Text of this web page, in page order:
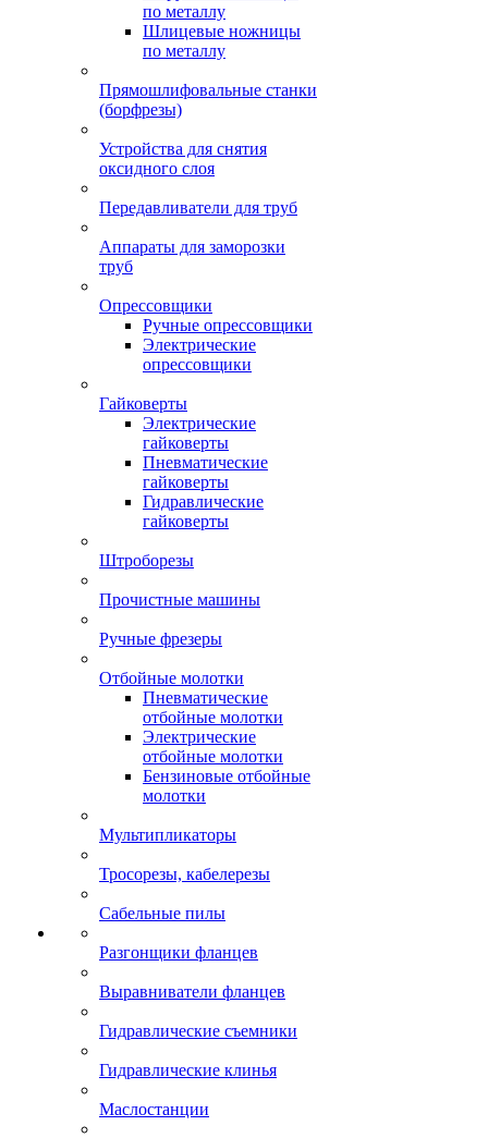
по металлу
Шлицевые ножницы
по металлу
Прямошлифовальные станки
(борфрезы)
Устройства для снятия
оксидного слоя
Передавливатели для труб
Аппараты для заморозки
труб
Опрессовщики
Ручные опрессовщики
Электрические
опрессовщики
Гайковерты
Электрические
гайковерты
Пневматические
гайковерты
Гидравлические
гайковерты
Штроборезы
Прочистные машины
Ручные фрезеры
Отбойные молотки
Пневматические
отбойные молотки
Электрические
отбойные молотки
Бензиновые отбойные
молотки
Мультипликаторы
Тросорезы, кабелерезы
Сабельные пилы
Разгонщики фланцев
Выравниватели фланцев
Гидравлические съемники
Гидравлические клинья
Маслостанции